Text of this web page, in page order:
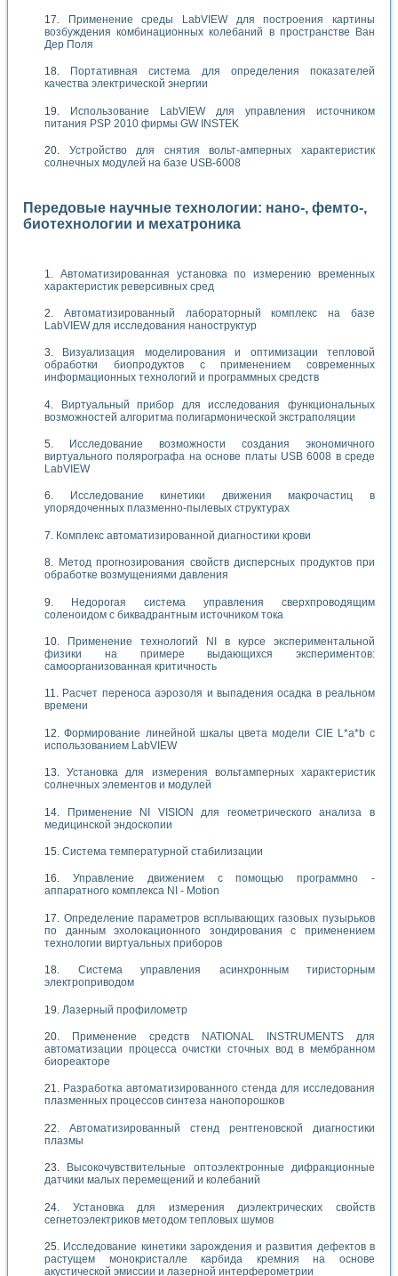
Применение среды LabVIEW для построения картины
возбуждения комбинационных колебаний в пространстве Ван
Дер Поля
Портативная система для определения показателей
качества электрической энергии
Использование LabVIEW для управления источником
питания PSP 2010 фирмы GW INSTEK
Устройство для снятия вольт-амперных характеристик
солнечных модулей на базе USB-6008
Передовые научные технологии: нано-, фемто-,
биотехнологии и мехатроника
Автоматизированная установка по измерению временных
характеристик реверсивных сред
Автоматизированный лабораторный комплекс на базе
LabVIEW для исследования наноструктур
Визуализация моделирования и оптимизации тепловой
обработки биопродуктов с применением современных
информационных технологий и программных средств
Виртуальный прибор для исследования функциональных
возможностей алгоритма полигармонической экстраполяции
Исследование возможности создания экономичного
виртуального полярографа на основе платы USB 6008 в среде
LabVIEW
Исследование кинетики движения макрочастиц в
упорядоченных плазменно-пылевых структурах
Комплекс автоматизированной диагностики крови
Метод прогнозирования свойств дисперсных продуктов при
обработке возмущениями давления
Недорогая система управления сверхпроводящим
соленоидом с биквадрантным источником тока
Применение технологий NI в курсе экспериментальной
физики на примере выдающихся экспериментов:
самоорганизованная критичность
Расчет переноса аэрозоля и выпадения осадка в реальном
времени
Формирование линейной шкалы цвета модели CIE L*a*b с
использованием LabVIEW
Установка для измерения вольтамперных характеристик
солнечных элементов и модулей
Применение NI VISION для геометрического анализа в
медицинской эндоскопии
Система температурной стабилизации
Управление движением с помощью программно -
аппаратного комплекса NI - Motion
Определение параметров всплывающих газовых пузырьков
по данным эхолокационного зондирования с применением
технологии виртуальных приборов
Система управления асинхронным тиристорным
электроприводом
Лазерный профилометр
Применение средств NATIONAL INSTRUMENTS для
автоматизации процесса очистки сточных вод в мембранном
биореакторе
Разработка автоматизированного стенда для исследования
плазменных процессов синтеза нанопорошков
Автоматизированный стенд рентгеновской диагностики
плазмы
Высокочувствительные оптоэлектронные дифракционные
датчики малых перемещений и колебаний
Установка для измерения диэлектрических свойств
сегнетоэлектриков методом тепловых шумов
Исследование кинетики зарождения и развития дефектов в
растущем монокристалле карбида кремния на основе
акустической эмиссии и лазерной интерферометрии